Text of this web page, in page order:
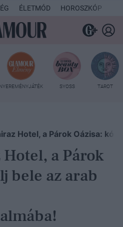
ÉLETMÓD HOROSZKÓP
NYEREMÉNYJÁTÉK SYOSS TAROT
Hotel, a Párok Oázisa:
a Párok
bele az arab